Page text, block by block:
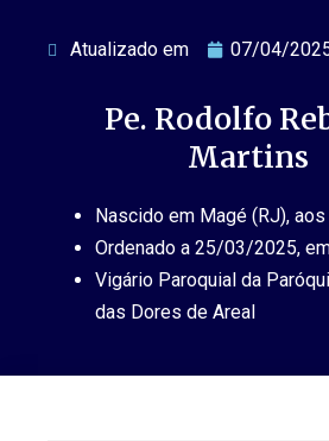
Atualizado em 07/04/
Pe. Rodolfo
Martins
Nascido em Magé (RJ),
Ordenado a 25/03/2025,
Vigário Paroquial da
das Dores de Areal